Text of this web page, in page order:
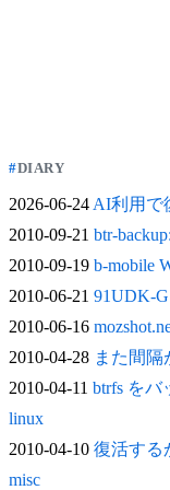
DIARY
2026-06-24AI利用で
2010-09-21 btr-
2010-09-19 b-mobile
2010-06-21 91UDK-
2010-06-16
2010-04-28 また間
2010-04-11 btrfs をバ
linux
2010-04-10 復活する
misc